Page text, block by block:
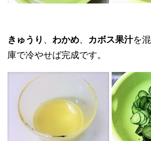
きゅうり 、 わかめ、 カボス果汁を
庫で冷やせば完成です。